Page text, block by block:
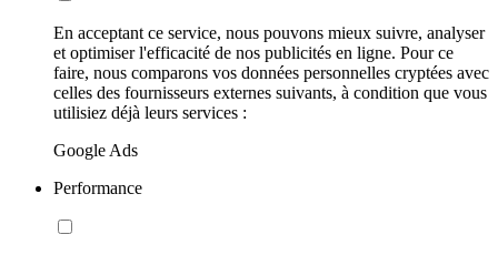
En acceptant ce service, nous pouvons mieux suivre, analyser
et optimiser l'efficacité de nos publicités en ligne. Pour ce
faire, nous comparons vos données personnelles cryptées avec
celles des fournisseurs externes suivants, à condition que vous
utilisiez déjà leurs services :
Google Ads
Performance